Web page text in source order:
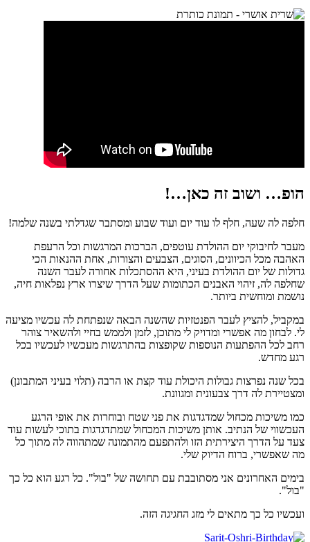
הופ… ושוב זה כאן…!
חלפה לה שעה, חלף לו עוד יום ועוד שבוע ומסתבר שגדלתי בשנה שלמה!
מעבר לחיבוקי יום ההולדת עוטפים, הברכות המרגשות וכל הרעפת
האהבה מכל הכיוונים, הסוגים, הצבעים והצורות, אחת ההנאות הכי
גדולות של יום ההולדת בעיני, היא ההסתכלות אחורה לעבר השנה
שחלפה לה, זיהוי האבנים הכתומות שעל הדרך שיצרו ארץ נפלאות חיה,
נושמת ומוחשית ביותר.
במקביל, להציץ לעבר הפנטזיות שהשנה הבאה שנפתחת לה עכשיו מציעה
לי. לבחון מה אפשרי ומדויק לי מתוכן, לזמן ולממש בחיי ולהשאיר צוהר
רחב לכל ההפתעות הנוספות שקופצות בהתרגשות מעכשיו לעכשיו בכל
רגע מחדש.
בכל שנה נפרצות גבולות היכולת עוד קצת או הרבה (תלוי בעיני המתבונן)
ומצטיירת לה דרך צבעונית ומגוונת.
כמו משיכות מכחול שמדגדגות את פני שטח ובוחרות את אופי הרגע
העכשווי של הנתיב. אותן משיכות המכחול שמתדגדגות בתוכי לעשות עוד
צעד על הדרך היצירתית הזו ולהתפעם מהתמונה שמתהווה לה מתוך כל
מה שאפשרי, ברוח הדיוק שלי.
בימים האחרונים אני מסתובבת עם תחושה של "בול". כל רגע הוא כל כך
"בול".
ועכשיו כל כך מתאים לי מזג החגיגה הזה.